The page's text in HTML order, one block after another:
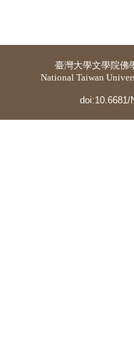
臺灣大學文學院佛
National Taiwan
doi:10.6681/